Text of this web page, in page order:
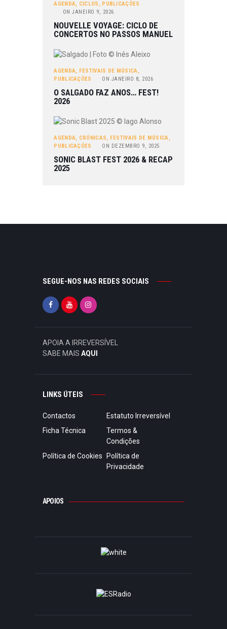
AGENDA, CICLOS , PUBLICAÇÕES
ON JANEIRO 9, 2026
NOUVELLE VOYAGE: CICLO DE
CONCERTOS NO PASSOS MANUEL
AGENDA, FESTIVAIS DE MÚSICA,
PUBLICAÇÕES
ON JANEIRO 8, 2026
O SALGADO FAZ ANOS… FEST!
2026
AGENDA, CRÓNICAS, FESTIVAIS DE MÚSICA,
PUBLICAÇÕES
ON DEZEMBRO 9, 2025
SONIC BLAST FEST 2026 & RECAP
2025
SEGUE-NOS NAS REDES SOCIAIS
APOIA A IRREVERSÍVEL
SABE MAIS AQUI
LINKS ÚTEIS
Contactos
Estatuto Irreversível
Ficha Técnica
Termos &
Condições
Política de Cookies
Política de
Privacidade
APOIOS